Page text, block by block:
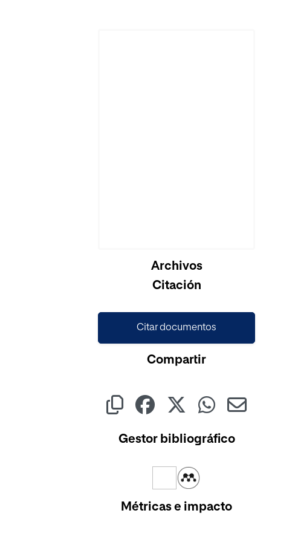
Archivos
Citación
Citar documentos
Compartir
Gestor bibliográfico
Métricas e impacto